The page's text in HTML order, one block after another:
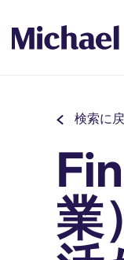
検索に
業